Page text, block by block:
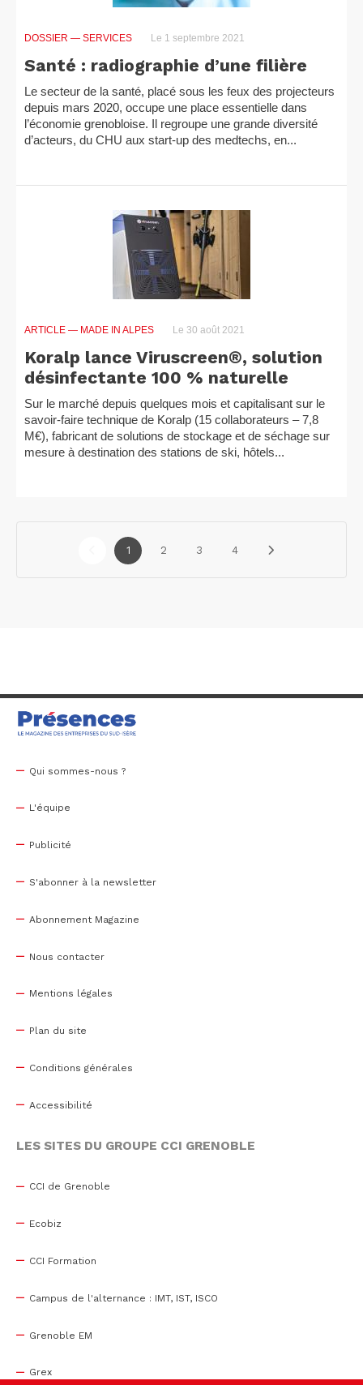
DOSSIER — SERVICES Le 1 septembre 2021
Santé : radiographie d’une filière
Le secteur de la santé, placé sous les feux des projecteurs
depuis mars 2020, occupe une place essentielle dans
l’économie grenobloise. Il regroupe une grande diversité
d’acteurs, du CHU aux start-up des medtechs, en...
ARTICLE — MADE IN ALPES Le 30 août 2021
Koralp lance Viruscreen®, solution
désinfectante 100 % naturelle
Sur le marché depuis quelques mois et capitalisant sur le
savoir-faire technique de Koralp (15 collaborateurs – 7,8
M€), fabricant de solutions de stockage et de séchage sur
mesure à destination des stations de ski, hôtels...
1 2 3 4
Qui sommes-nous ?
L'équipe
Publicité
S'abonner à la newsletter
Abonnement Magazine
Nous contacter
Mentions légales
Plan du site
Conditions générales
Accessibilité
LES SITES DU GROUPE CCI GRENOBLE
CCI de Grenoble
Ecobiz
CCI Formation
Campus de l'alternance : IMT, IST, ISCO
Grenoble EM
Grex